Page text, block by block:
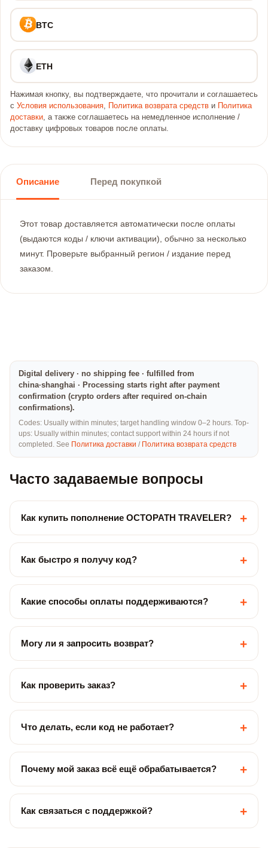
BTC
ETH
Нажимая кнопку, вы подтверждаете, что прочитали и соглашаетесь
с Условия использования, Политика возврата средств и
Политика
доставки, а также соглашаетесь на немедленное исполнение /
доставку цифровых товаров после оплаты.
Описание Перед покупкой
Этот товар доставляется автоматически после оплаты
(выдаются коды / ключи активации), обычно за несколько
минут. Проверьте выбранный регион / издание перед
заказом.
Digital delivery · no shipping fee · fulfilled from
china·shanghai · Processing starts right after payment
confirmation (crypto orders after required on-chain
confirmations).
Codes: Usually within minutes; target handling window 0–2 hours. Top-
ups: Usually within minutes; contact support within 24 hours if not
completed. See Политика доставки / Политика возврата средств
Часто задаваемые вопросы
Как купить пополнение OCTOPATH TRAVELER? +
Как быстро я получу код? +
Какие способы оплаты поддерживаются? +
Могу ли я запросить возврат? +
Как проверить заказ? +
Что делать, если код не работает? +
Почему мой заказ всё ещё обрабатывается? +
Как связаться с поддержкой? +